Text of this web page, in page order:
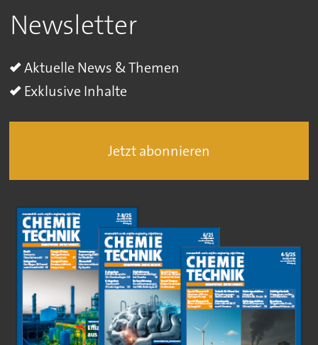
Newsletter
Aktuelle News & Themen
Exklusive Inhalte
Jetzt abonnieren